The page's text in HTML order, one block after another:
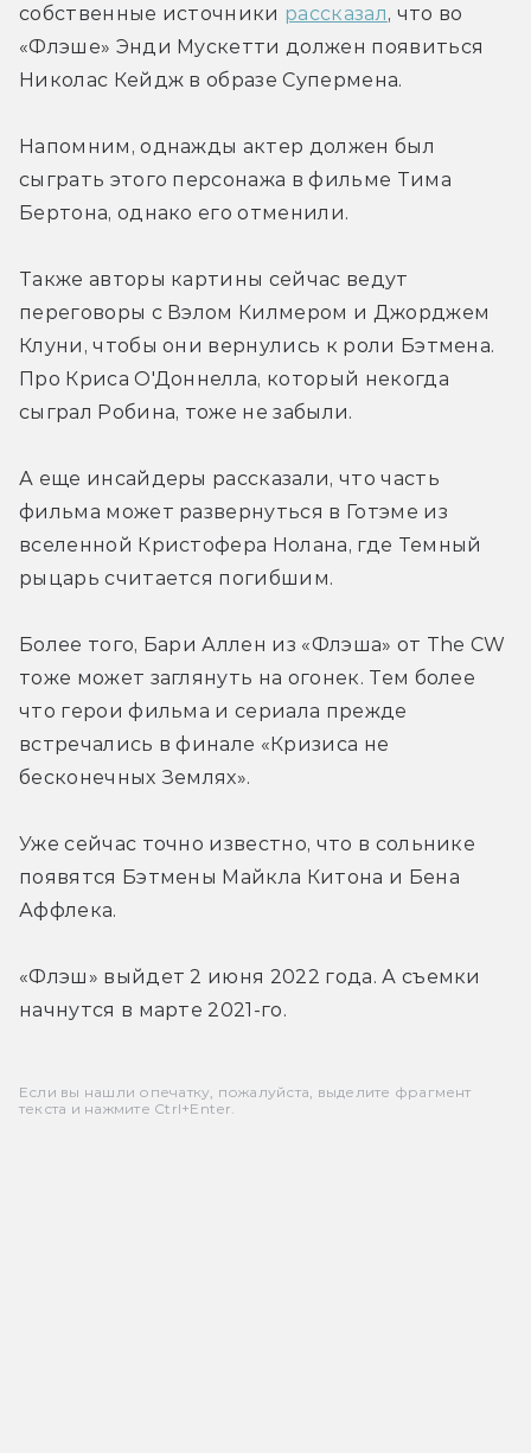
собственные источники рассказал, что во
«Флэше» Энди Мускетти должен появиться
Николас Кейдж в образе Супермена.
Напомним, однажды актер должен был
сыграть этого персонажа в фильме Тима
Бертона, однако его отменили.
Также авторы картины сейчас ведут
переговоры с Вэлом Килмером и Джорджем
Клуни, чтобы они вернулись к роли Бэтмена.
Про Криса О'Доннелла, который некогда
сыграл Робина, тоже не забыли.
А еще инсайдеры рассказали, что часть
фильма может развернуться в Готэме из
вселенной Кристофера Нолана, где Темный
рыцарь считается погибшим.
Более того, Бари Аллен из «Флэша» от The CW
тоже может заглянуть на огонек. Тем более
что герои фильма и сериала прежде
встречались в финале «Кризиса не
бесконечных Землях».
Уже сейчас точно известно, что в сольнике
появятся Бэтмены Майкла Китона и Бена
Аффлека.
«Флэш» выйдет 2 июня 2022 года. А съемки
начнутся в марте 2021-го.
Если вы нашли опечатку, пожалуйста, выделите фрагмент
текста и нажмите Ctrl+Enter.